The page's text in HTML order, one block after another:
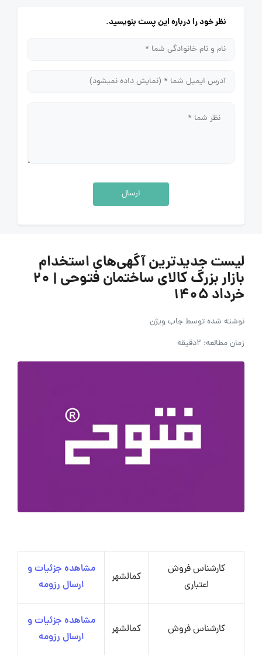
نظر خود را درباره این پست بنویسید.
ارسال
لیست جدیدترین آگهی‌های استخدام
بازار بزرگ کالای ساختمان فتوحی | ۲۰
خرداد ۱۴۰۵
نوشته شده توسطجاب ویژن
زمان مطالعه: 2دقیقه
کارشناس فروش
اعتباری
کمالشهر
مشاهده جزئیات و
ارسال رزومه
کارشناس فروش کمالشهر
مشاهده جزئیات و
ارسال رزومه